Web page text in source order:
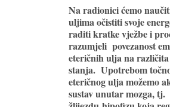
Na radionici ćemo
uljima očistiti svoje
raditi kratke vježbe i
razumjeli povezanost
eteričnih ulja na
stanja. Upotrebom
eteričnog ulja možemo
sustav unutar mozga,